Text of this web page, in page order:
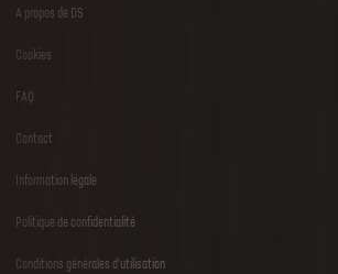
Footer
A propos de DS
Cookies
FAQ
Contact
Information légale
Politique de confidentialité
Conditions générales d'utilisation